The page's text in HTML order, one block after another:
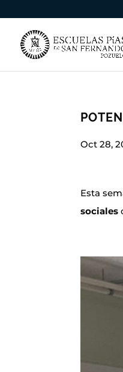
Oct 28,
Esta
sociales